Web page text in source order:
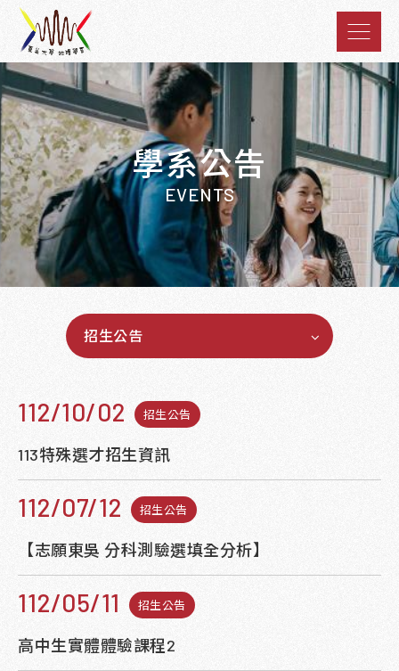
學系公告
EVENTS
招生公告
112/10/02 招生公告
113特殊選才招生資訊
112/07/12 招生公告
【志願東吳 分科測驗選填全分析】
112/05/11 招生公告
高中生實體體驗課程2